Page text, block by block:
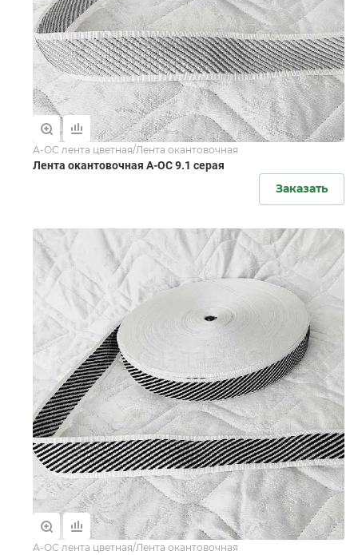
А-ОС лента цветная/Лента окантовочная
Лента окантовочная А-ОС 9.1 серая
Заказать
А-ОС лента цветная/Лента окантовочная